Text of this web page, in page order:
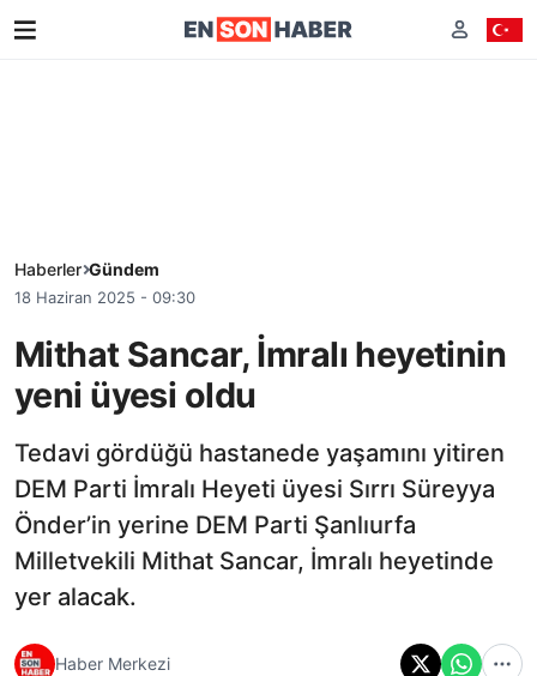
Haberler Gündem
18 Haziran 2025 - 09:30
Mithat Sancar, İmralı heyetinin
yeni üyesi oldu
Tedavi gördüğü hastanede yaşamını yitiren
DEM Parti İmralı Heyeti üyesi Sırrı Süreyya
Önder’in yerine DEM Parti Şanlıurfa
Milletvekili Mithat Sancar, İmralı heyetinde
yer alacak.
Haber Merkezi